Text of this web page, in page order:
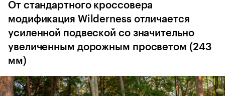
От стандартного кроссовера
модификация Wilderness отличается
усиленной подвеской со значительно
увеличенным дорожным просветом (243
мм)